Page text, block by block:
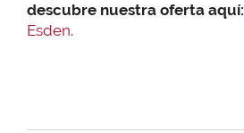
descubre nuestra oferta aquí:
Esden.